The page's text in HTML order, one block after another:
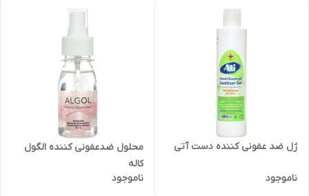
ژل ضد عفونی کننده دست آتی
ناموجود
محلول ضدعفونی کننده الگول
کاله
ناموجود